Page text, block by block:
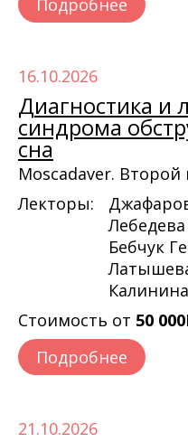
Подробнее
16.10.2026
Диагностика и
синдрома
сна
Moscadaver. Второй
Лекторы:
Бебчук
Стоимость от 50
Подробнее
21.10.2026